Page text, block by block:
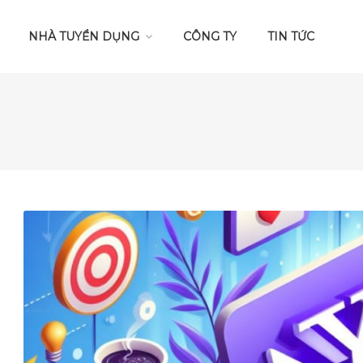
NHÀ TUYỂN DỤNG CÔNG TY TIN TỨC